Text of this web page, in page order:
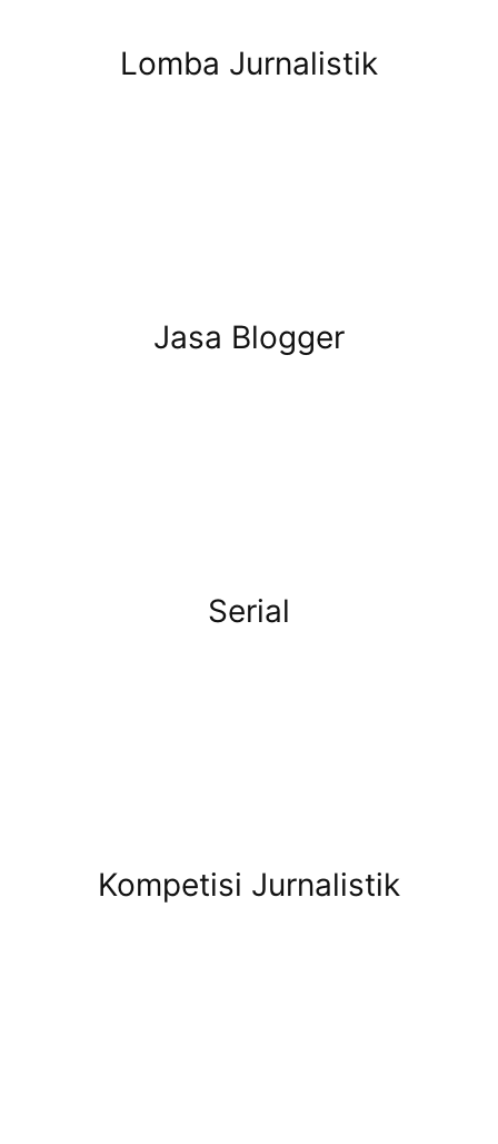
Lomba Jurnalistik
Jasa Blogger
Serial
Kompetisi Jurnalistik